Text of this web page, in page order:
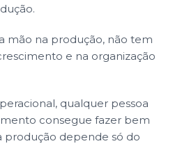
mão na produção, não tem
e na organização
qualquer pessoa
consegue fazer bem
produção depende só do